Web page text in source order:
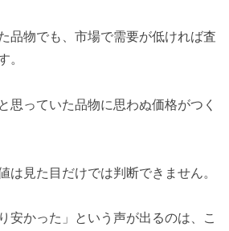
品物でも、市場で需要が低ければ査
。
思っていた品物に思わぬ価格がつく
は見た目だけでは判断できません。
安かった」という声が出るのは、こ